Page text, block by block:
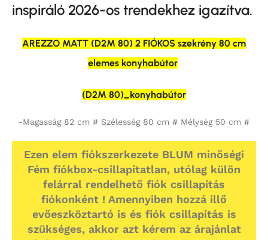
inspiráló 2026-os trendekhez igazítva.
AREZZO MATT (D2M 80) 2 FIÓKOS szekrény 80 cm
elemes konyhabútor
(D2M 80)_konyhabútor
-Magasság 82 cm # Szélesség 80 cm # Mélység 50 cm #
Ezen elem fiókszerkezete BLUM minőségi
Fém fiókbox-csillapítatlan, utólag külön
felárral rendelhető fiók csillapítás
fiókonként ! Amennyiben hozzá illő
evőeszköztartó is és fiók csillapítás is
szükséges, akkor azt kérem az árajánlat